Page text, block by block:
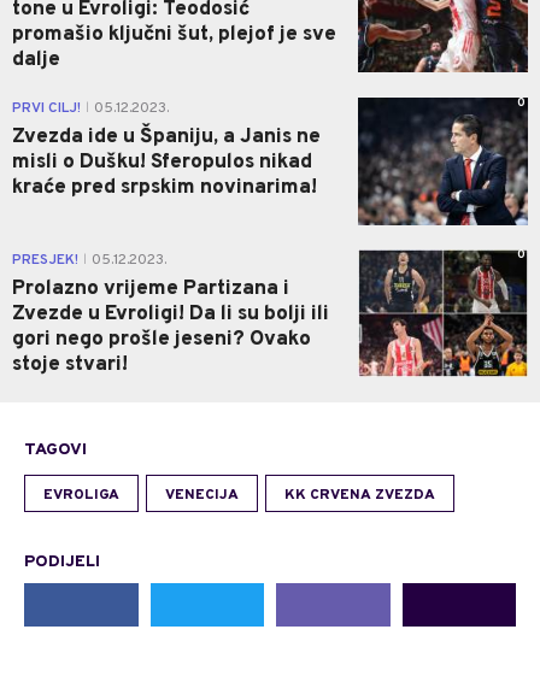
tone u Evroligi: Teodosić
promašio ključni šut, plejof je sve
dalje
PRVI CILJ! 05.12.2023.
Zvezda ide u Španiju, a Janis ne
misli o Dušku! Sferopulos nikad
kraće pred srpskim novinarima!
0
PRESJEK! 05.12.2023.
Prolazno vrijeme Partizana i
Zvezde u Evroligi! Da li su bolji ili
gori nego prošle jeseni? Ovako
stoje stvari!
0
TAGOVI
EVROLIGA VENECIJA KK CRVENA ZVEZDA
PODIJELI